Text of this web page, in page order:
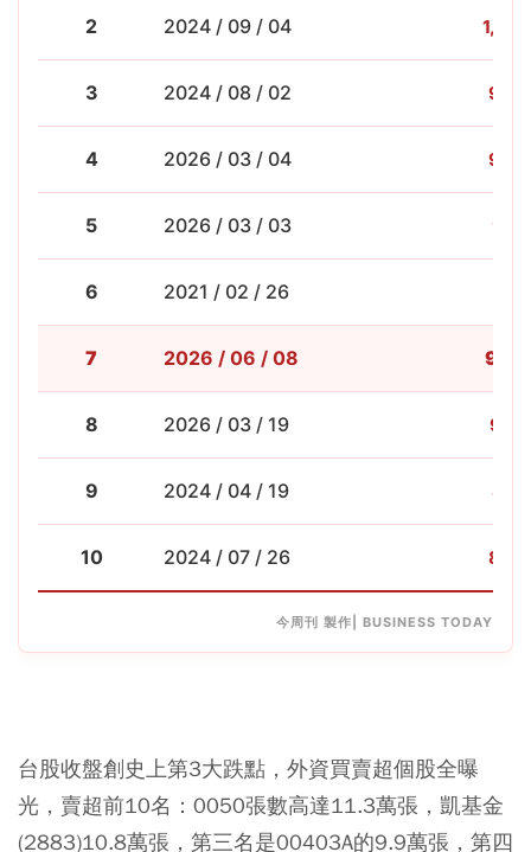
2 2024 / 09 / 04
3 2024 / 08 / 02
4 2026 / 03 / 04
5 2026 / 03 / 03
6 2021 / 02 / 26
7 2026 / 06 / 08
8 2026 / 03 / 19
9 2024 / 04 / 19
10 2024 / 07 / 26
今周刊 製作| BUSINESS TODAY
台股收盤創史上第3大跌點，外資買賣超個股全曝
光，賣超前10名：0050張數高達11.3萬張，凱基金
(2883)10.8萬張，第三名是00403A的9.9萬張，第四